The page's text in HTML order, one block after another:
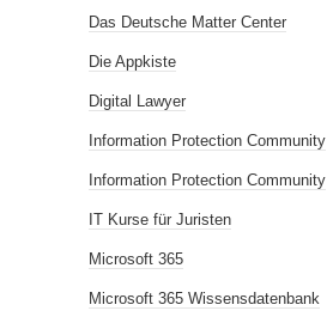
Das Deutsche Matter Center
Die Appkiste
Digital Lawyer
Information Protection Community
Information Protection Community
IT Kurse für Juristen
Microsoft 365
Microsoft 365 Wissensdatenbank